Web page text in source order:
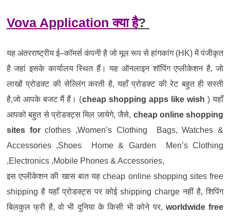
Vova Applicationक्या है?
यह अंतरराष्ट्रीय ई–कॉमर्स कंपनी है जो मूल रूप से हांगकांग(HK)में पंजीकृत
है जहां इसके कार्यालय स्थित हैं।यह ऑनलाइन शॉपिंग एप्लीकेशन है,जो
लाखों प्रोडक्ट की सेल्लिंग करती है,यहाँ प्रोडक्ट की रेट बहुत ही सस्ती
है,जो आपके बजट मैं हैं। (cheap shopping apps like wish )यहाँ
आपको बहुत से प्रोडक्ट्स मिल जायेगे,जैसे, cheap online shopping
sites forclothes ,Women’s Clothing Bags, Watches &
Accessories ,Shoes Home & Garden Men’s Clothing
,Electronics ,Mobile Phones & Accessories,
इस एप्लीकेशन की खास बात यह cheap online shopping sites free
shippingहै यहाँ प्रोडक्ट्स पर कोईshipping chargeनहीं है,शिपिंग
बिलकुल फ्री है,वो भी दुनिया के किसी भी कोने पर, worldwide free